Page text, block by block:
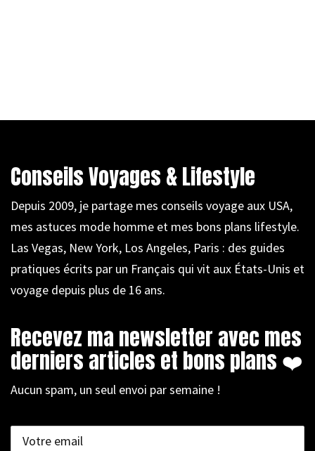
Conseils Voyages & Lifestyle
Depuis 2009, je partage mes conseils voyage aux USA,
mes astuces mode homme et mes bons plans lifestyle.
Las Vegas, New York, Los Angeles, Paris : des guides
pratiques écrits par un Français qui vit aux États-Unis et
voyage depuis plus de 16 ans.
Recevez ma newsletter avec mes
derniers articles et bons plans ❤️
Aucun spam, un seul envoi par semaine !